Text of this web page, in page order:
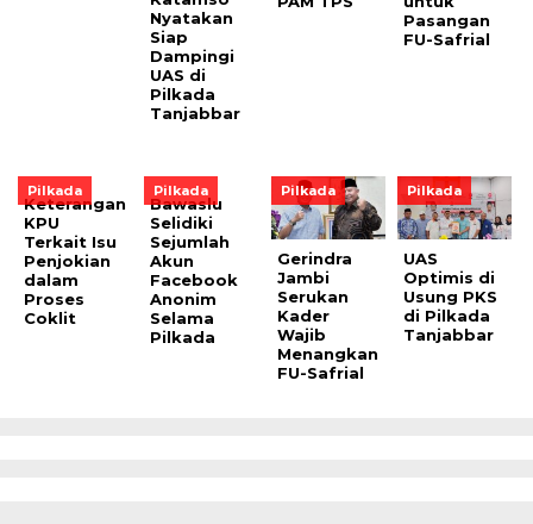
Nyatakan
Siap
Dampingi
UAS di
Pilkada
Tanjabbar
Pasangan
FU-Safrial
Pilkada
Keterangan
KPU
Terkait Isu
Penjokian
dalam
Proses
Coklit
Pilkada
Bawaslu
Selidiki
Sejumlah
Akun
Facebook
Anonim
Selama
Pilkada
Pilkada
Gerindra
Jambi
Serukan
Kader
Wajib
Menangkan
FU-Safrial
Pilkada
UAS
Optimis di
Usung PKS
di Pilkada
Tanjabbar